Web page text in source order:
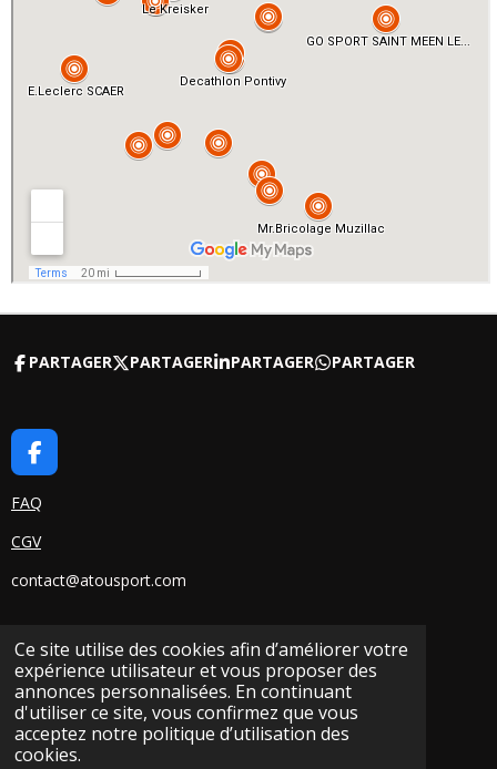
Ce site utilise des cookies afin d’améliorer votre
expérience utilisateur et vous proposer des
annonces personnalisées. En continuant
d'utiliser ce site, vous confirmez que vous
acceptez notre politique d’utilisation des
cookies.
PARTAGER PARTAGER PARTAGER PARTAGER
F
A
C
B
O
FAQ
CGV
contact@atousport.com
Contact
Association / Club / Professionnel